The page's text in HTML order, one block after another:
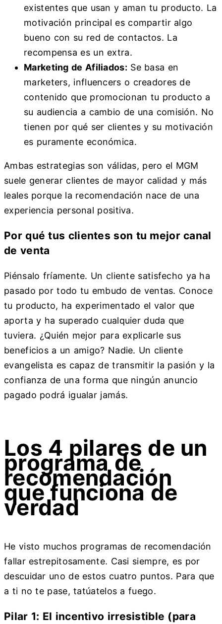
existentes que usan y aman tu producto. La
motivación principal es compartir algo
bueno con su red de contactos. La
recompensa es un extra.
Marketing de Afiliados: Se basa en
marketers, influencers o creadores de
contenido que promocionan tu producto a
su audiencia a cambio de una comisión. No
tienen por qué ser clientes y su motivación
es puramente económica.
Ambas estrategias son válidas, pero el MGM
suele generar clientes de mayor calidad y más
leales porque la recomendación nace de una
experiencia personal positiva.
Por qué tus clientes son tu mejor canal
de venta
Piénsalo fríamente. Un cliente satisfecho ya ha
pasado por todo tu embudo de ventas. Conoce
tu producto, ha experimentado el valor que
aporta y ha superado cualquier duda que
tuviera. ¿Quién mejor para explicarle sus
beneficios a un amigo? Nadie. Un cliente
evangelista es capaz de transmitir la pasión y la
confianza de una forma que ningún anuncio
pagado podrá igualar jamás.
Los 4 pilares de un
programa de
recomendación
que funciona de
verdad
He visto muchos programas de recomendación
fallar estrepitosamente. Casi siempre, es por
descuidar uno de estos cuatro puntos. Para que
a ti no te pase, tatúatelos a fuego.
Pilar 1: El incentivo irresistible (para